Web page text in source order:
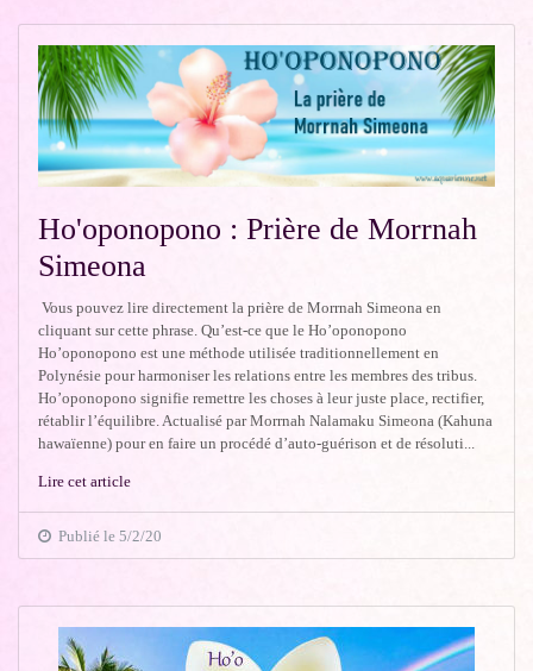
Ho'oponopono : Prière de Morrnah
Simeona
Vous pouvez lire directement la prière de Morrnah Simeona en
cliquant sur cette phrase. Qu’est-ce que le Ho’oponopono
Ho’oponopono est une méthode utilisée traditionnellement en
Polynésie pour harmoniser les relations entre les membres des tribus.
Ho’oponopono signifie remettre les choses à leur juste place, rectifier,
rétablir l’équilibre. Actualisé par Morrnah Nalamaku Simeona (Kahuna
hawaïenne) pour en faire un procédé d’auto-guérison et de résoluti...
Lire cet article
Publié le 5/2/20